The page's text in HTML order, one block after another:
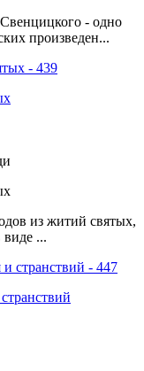
- одно
произведен...
из житий святых,
...